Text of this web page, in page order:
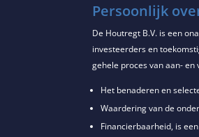
Persoonlijk
De Houtregt B.V. is een
investeerders en
gehele proces van aan-
Het benaderen en
Waardering van de
Financierbaarheid, is